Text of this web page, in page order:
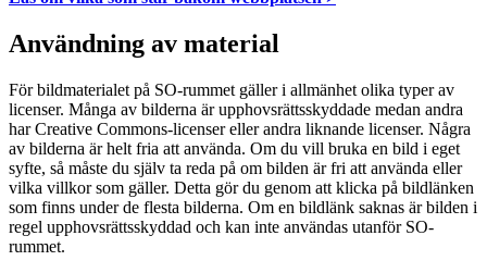
Användning av material
För bildmaterialet på SO-rummet gäller i allmänhet olika typer av
licenser. Många av bilderna är upphovsrättsskyddade medan andra
har Creative Commons-licenser eller andra liknande licenser. Några
av bilderna är helt fria att använda. Om du vill bruka en bild i eget
syfte, så måste du själv ta reda på om bilden är fri att använda eller
vilka villkor som gäller. Detta gör du genom att klicka på bildlänken
som finns under de flesta bilderna. Om en bildlänk saknas är bilden i
regel upphovsrättsskyddad och kan inte användas utanför SO-
rummet.